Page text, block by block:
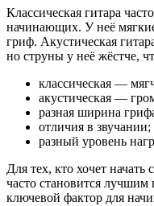
Классическая гитара
начинающих. У неё
гриф. Акустическая
но струны у неё жёстче,
классическая —
акустическая —
разная ширина
отличия в звучании;
разный уровень
Для тех, кто хочет начать
часто становится
ключевой фактор для